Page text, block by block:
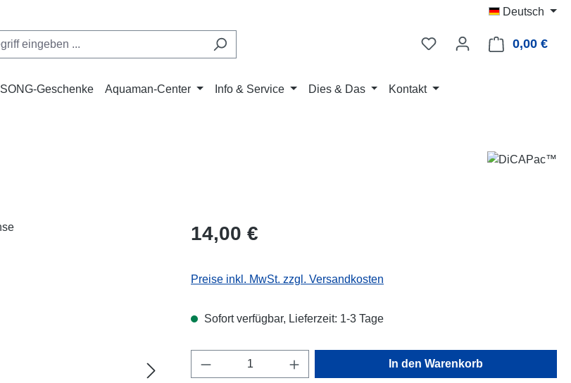
Deutsch
0,00 €
SONG-Geschenke Aquaman-Center Info & Service Dies & Das Kontakt
Regulärer Preis:
14,00 €
Preise inkl. MwSt. zzgl. Versandkosten
Sofort verfügbar, Lieferzeit: 1-3 Tage
Produkt Anzahl: Gib den gewünschten Wert ein
In den Warenkorb